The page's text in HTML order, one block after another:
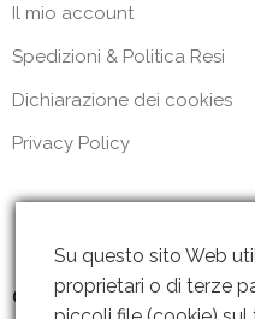
Il mio account
Spedizioni & Politica Resi
Dichiarazione dei cookies
Privacy Policy
Contattaci
Su questo sito Web
proprietari o di terze